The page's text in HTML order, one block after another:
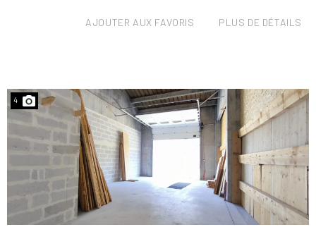
AJOUTER AUX FAVORIS PLUS DE DÉTAILS
4